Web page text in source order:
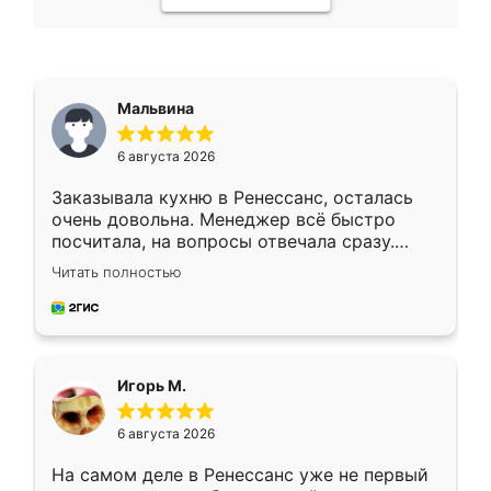
Мальвина
6 августа 2026
Заказывала кухню в Ренессанс, осталась
очень довольна. Менеджер всё быстро
посчитала, на вопросы отвечала сразу.
Замерщик приехал в субботу, подошёл к
делу со всей ответственностью. Собрали
за день, ребята работали аккуратно, даже
Читать полностью
Игорь М.
6 августа 2026
На самом деле в Ренессанс уже не первый